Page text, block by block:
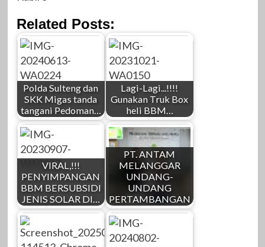
Related Posts:
Polda Sulteng dan
SKK Migas tanda
tangani Pedoman…
Lagi-Lagi...!!!!
Gunakan Truk Box
heli BBM…
VIRAL,!!!
PENYIMPANGAN
BBM BERSUBSIDI
JENIS SOLAR DI…
PT. ANTAM
MELANGGAR
UNDANG-
UNDANG
PERTAMBANGAN